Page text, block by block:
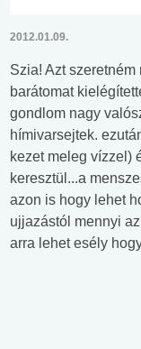
2012.01.09.
Szia! Azt
barátomat
gondlom nagy
hímivarsejtek.
kezet meleg vízzel)
keresztül...a
azon is hogy lehet
ujjazástól mennyi
arra lehet esély